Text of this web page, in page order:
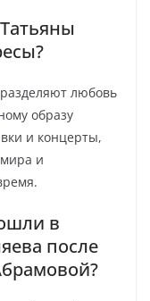
любовь
образу
и концерты,
и
в
после